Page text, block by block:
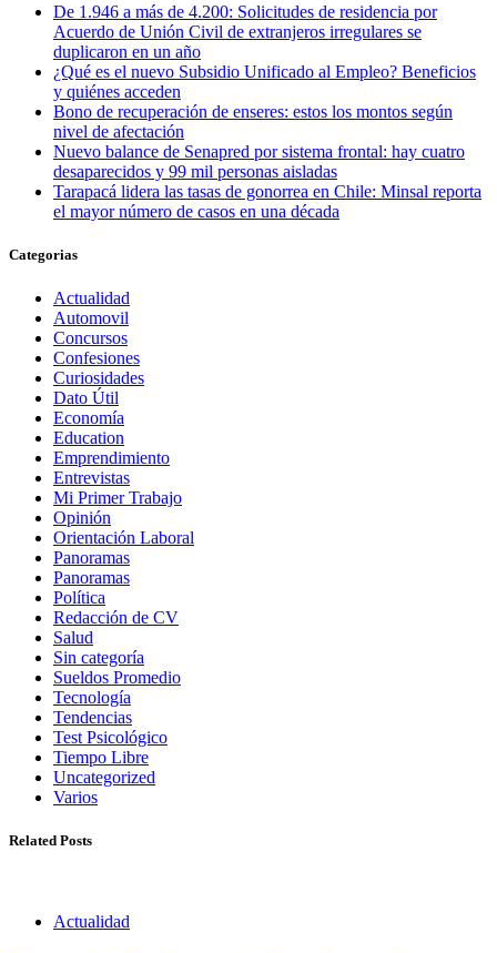
De 1.946 a más de 4.200: Solicitudes de residencia por
Acuerdo de Unión Civil de extranjeros irregulares se
duplicaron en un año
¿Qué es el nuevo Subsidio Unificado al Empleo? Beneficios
y quiénes acceden
Bono de recuperación de enseres: estos los montos según
nivel de afectación
Nuevo balance de Senapred por sistema frontal: hay cuatro
desaparecidos y 99 mil personas aisladas
Tarapacá lidera las tasas de gonorrea en Chile: Minsal reporta
el mayor número de casos en una década
Categorias
Actualidad
Automovil
Concursos
Confesiones
Curiosidades
Dato Útil
Economía
Education
Emprendimiento
Entrevistas
Mi Primer Trabajo
Opinión
Orientación Laboral
Panoramas
Panoramas
Política
Redacción de CV
Salud
Sin categoría
Sueldos Promedio
Tecnología
Tendencias
Test Psicológico
Tiempo Libre
Uncategorized
Varios
Related Posts
Actualidad